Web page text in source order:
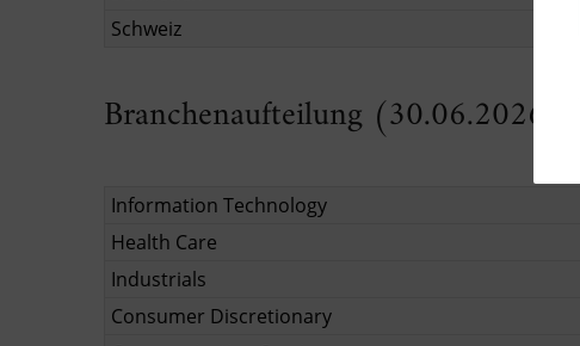
Schweiz
Branchenaufteilung (30.06.2026)
Information Technology
Health Care
Industrials
Consumer Discretionary